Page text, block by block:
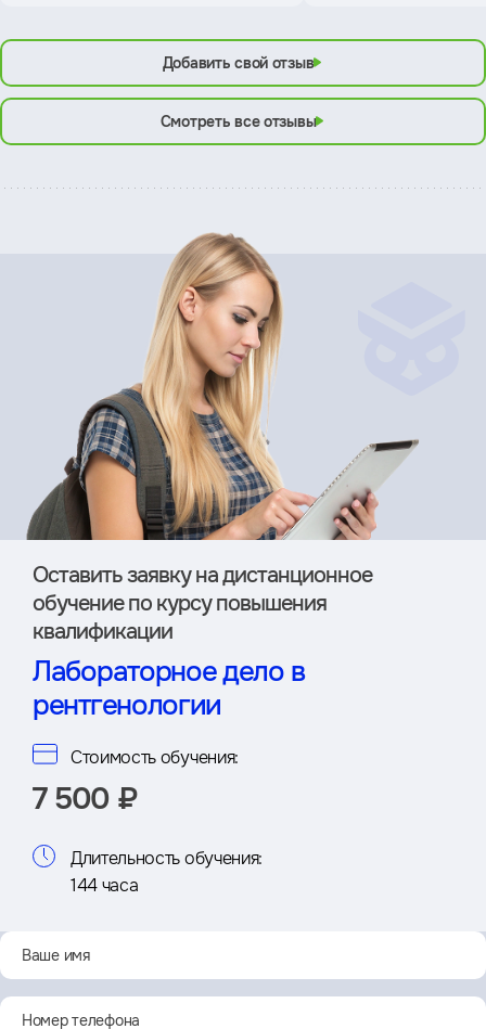
Добавить свой отзыв
Смотреть все отзывы
Оставить заявку на дистан­ционное
обучение по курсу повышения
квалификации
Лабораторное дело в
рентгенологии
Стоимость обучения:
7 500 ₽
Длительность обучения:
144 часа